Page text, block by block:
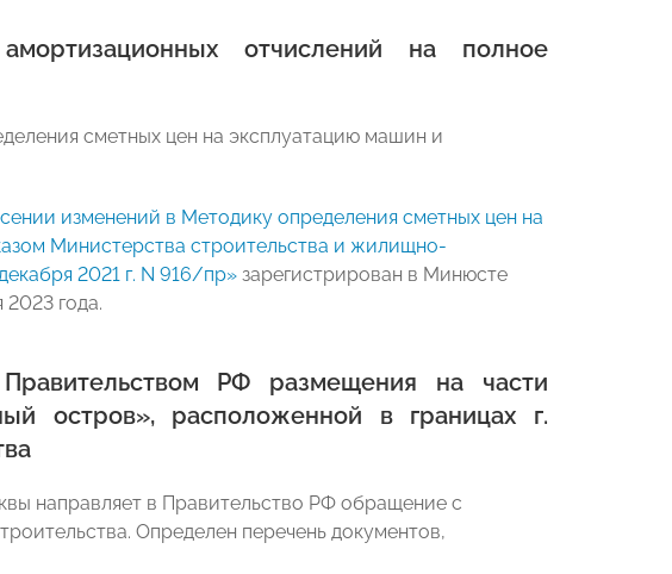
отчислений на полное
сметных цен на эксплуатацию машин и
изменений в Методику определения сметных цен на
Министерства строительства и жилищно-
2021 г. N 916/пр» зарегистрирован в Минюсте
года.
РФ размещения на части
остров», расположенной в границах г.
направляет в Правительство РФ обращение с
Определен перечень документов,